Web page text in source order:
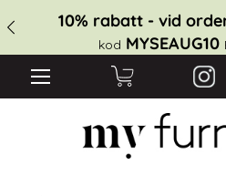
10% rabatt - vid
kod MYSEAUG10